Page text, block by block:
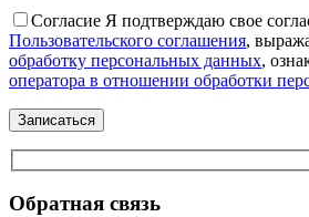
Согласие Я подтверждаю свое
Пользовательского соглашения,
обработку персональных данных,
оператора в отношении обработки
Обратная связь